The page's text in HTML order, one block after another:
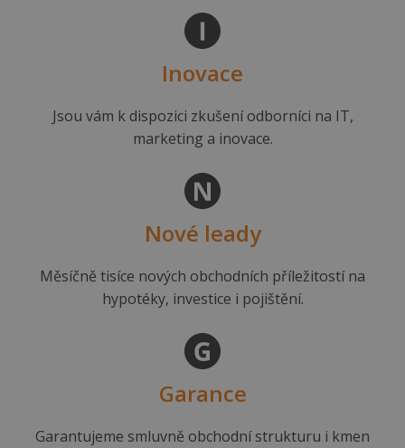
Inovace
Jsou vám k dispozici zkušení odborníci na IT,
marketing a inovace.
Nové leady
Měsíčně tisíce nových obchodních příležitostí na
hypotéky, investice i pojištění.
Garance
Garantujeme smluvně obchodní strukturu i kmen